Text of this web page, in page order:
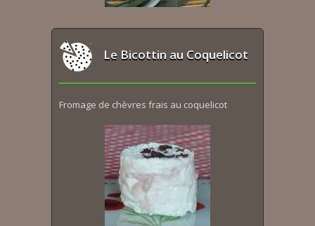
Le Bicottin au Coquelicot
Fromage de chèvres frais au coquelicot